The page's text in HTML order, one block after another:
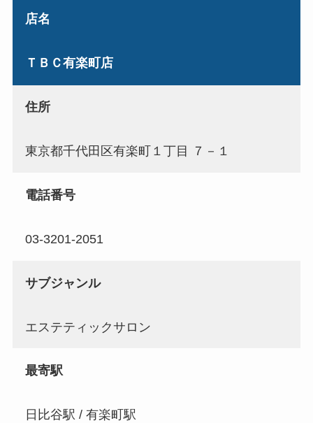
店名
ＴＢＣ有楽町店
住所
東京都千代田区有楽町１丁目 ７－１
電話番号
03-3201-2051
サブジャンル
エステティックサロン
最寄駅
日比谷駅 / 有楽町駅